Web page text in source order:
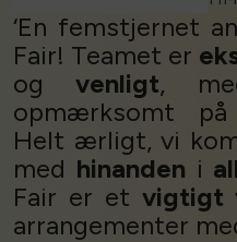
‘En femstjernet
Fair! Teamet er
ogvenligt,
opmærksomt på
Helt ærligt, vi
med hinanden i
Fair er et vigtigt
arrangementer